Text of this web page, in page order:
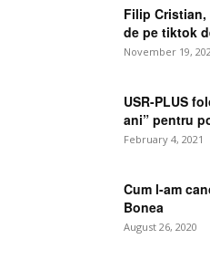
Filip
de pe tiktok
November 19,
USR-PLUS
ani” pentru
February 4, 2021
Cum l-am
Bonea
August 26, 2020